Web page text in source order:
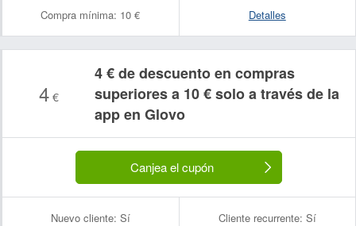
Compra mínima: 10 € Detalles
4 €
4 € de descuento en compras
superiores a 10 € solo a través de la
app en Glovo
Canjea el cupón
Nuevo cliente: Sí Cliente recurrente: Sí